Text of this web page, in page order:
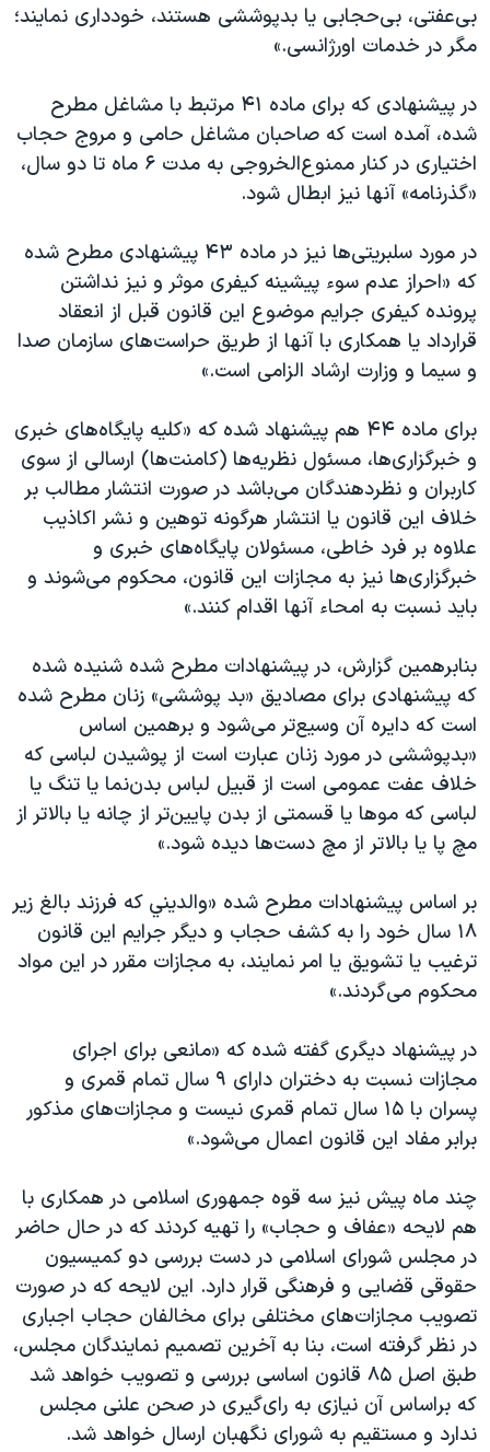
بی‌عفتی، بی‌حجابی يا بدپوششی هستند، خودداری نمايند؛
مگر در خدمات اورژانسی.»
در پیشنهادی که برای ماده ۴۱ مرتبط با مشاغل مطرح
شده، آمده است که صاحبان مشاغل حامی و مروج حجاب
اختیاری در كنار ممنوع‌الخروجی به مدت ۶ ماه تا دو سال،
«گذرنامه» آنها نيز ابطال شود.
در مورد سلبریتی‌ها نیز در ماده ۴۳ پیشنهادی مطرح شده
که «احراز عدم سوء پيشينه كيفری موثر و نيز نداشتن
پرونده كيفری جرايم موضوع اين قانون قبل از انعقاد
قرارداد يا همكاری با آنها از طريق حراست‌های سازمان صدا
و سيما و وزارت ارشاد الزامی است.»
برای ماده ۴۴ هم پیشنهاد شده که «كليه پايگاه‌های خبری
و خبرگزاری‌ها، مسئول نظريه‌ها (كامنت‌ها) ارسالی از سوی
کاربران و نظردهندگان می‌باشد در صورت انتشار مطالب بر
خلاف اين قانون يا انتشار هرگونه توهين و نشر اكاذيب
علاوه بر فرد خاطی، مسئولان پايگاه‌های خبری و
خبرگزاری‌ها نيز به مجازات اين قانون، محكوم می‌شوند و
بايد نسبت به امحاء آنها اقدام كنند.»
بنابرهمین گزارش، در پیشنهادات مطرح شده شنيده شده
كه پيشنهادی برای مصادیق «بد پوششی» زنان مطرح شده
است كه دايره آن وسيع‌تر می‌شود و برهمین اساس
«بدپوششی در مورد زنان عبارت است از پوشيدن لباسی كه
خلاف عفت عمومی است از قبيل لباس بدن‌نما يا تنگ يا
لباسی كه موها يا قسمتی از بدن پايين‌تر از چانه يا بالاتر از
مچ پا يا بالاتر از مچ دست‌ها ديده شود.»
بر اساس پیشنهادات مطرح شده «والديني كه فرزند بالغ زير
۱۸ سال خود را به كشف حجاب و ديگر جرايم اين قانون
ترغيب يا تشويق يا امر نمايند، به مجازات مقرر در اين مواد
محكوم می‌گردند.»
در پيشنهاد دیگری گفته شده كه «مانعی برای اجرای
مجازات‌ نسبت به دختران دارای ۹ سال تمام قمری و
پسران با ۱۵ سال تمام قمری نيست و مجازات‌های مذكور
برابر مفاد اين قانون اعمال می‌شود.»
چند ماه پیش نیز سه قوه جمهوری اسلامی در همکاری با
هم لایحه «عفاف و حجاب» را تهیه کردند که در حال حاضر
در مجلس شورای اسلامی در دست بررسی دو کمیسیون
حقوقی قضایی و فرهنگی قرار دارد. این لایحه که در صورت
تصویب مجازات‌های مختلفی برای مخالفان حجاب اجباری
در نظر گرفته است، بنا به آخرین تصمیم نمایندگان مجلس،
طبق اصل ۸۵ قانون اساسی بررسی و تصویب خواهد شد
که براساس آن نیازی به رای‌گیری در صحن علنی مجلس
ندارد و مستقیم به شورای نگهبان ارسال خواهد شد.